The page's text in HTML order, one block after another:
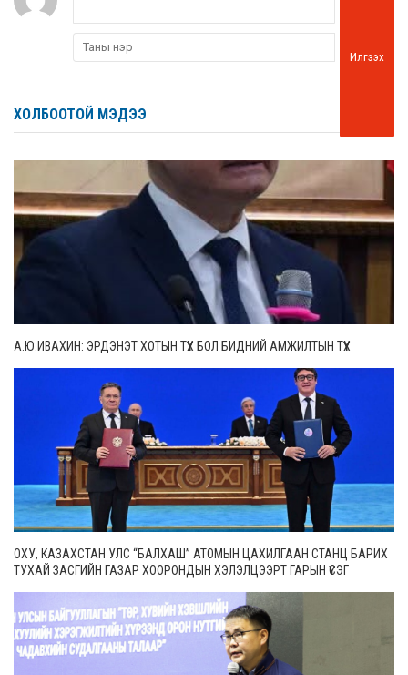
Илгээх
ХОЛБООТОЙ МЭДЭЭ
А.Ю.ИВАХИН: ЭРДЭНЭТ ХОТЫН ТҮҮХ БОЛ БИДНИЙ АМЖИЛТЫН ТҮҮХ
ОХУ, КАЗАХСТАН УЛС “БАЛХАШ” АТОМЫН ЦАХИЛГААН СТАНЦ БАРИХ
ТУХАЙ ЗАСГИЙН ГАЗАР ХООРОНДЫН ХЭЛЭЛЦЭЭРТ ГАРЫН ҮСЭГ